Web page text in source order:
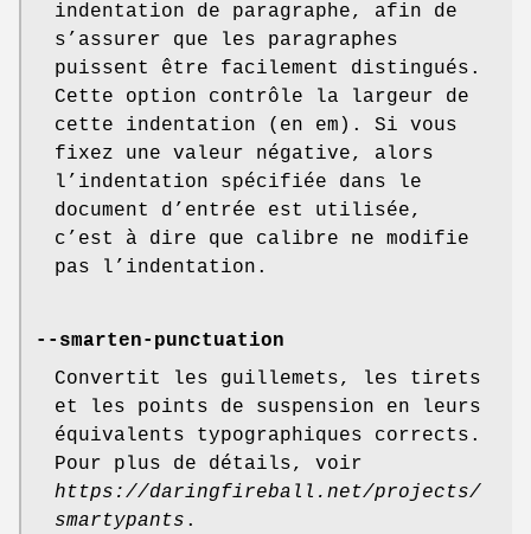
indentation de paragraphe, afin de
s’assurer que les paragraphes
puissent être facilement distingués.
Cette option contrôle la largeur de
cette indentation (en em). Si vous
fixez une valeur négative, alors
l’indentation spécifiée dans le
document d’entrée est utilisée,
c’est à dire que calibre ne modifie
pas l’indentation.
--smarten-punctuation
Convertit les guillemets, les tirets
et les points de suspension en leurs
équivalents typographiques corrects.
Pour plus de détails, voir
https://daringfireball.net/projects/
smartypants .